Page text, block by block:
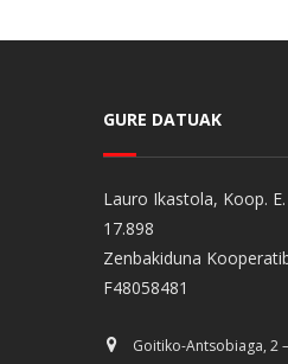
GURE DATUAK
Lauro Ikastola, Koop.
17.898
Zenbakiduna
F48058481
Goitiko-Antsobiaga, 2